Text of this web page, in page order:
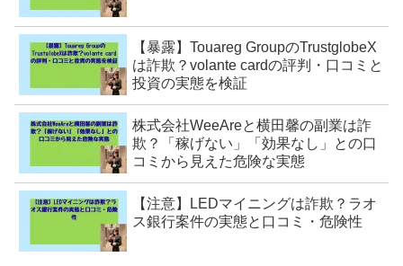
【暴露】Touareg GroupのTrustglobeX
は詐欺？volante cardの評判・口コミと
投資の実態を検証
株式会社WeeAreと横田馨の副業は詐
欺？「稼げない」「効果なし」との口
コミから見えた危険な実態
【注意】LEDマイニングは詐欺？ラオ
ス銀行案件の実態と口コミ・危険性